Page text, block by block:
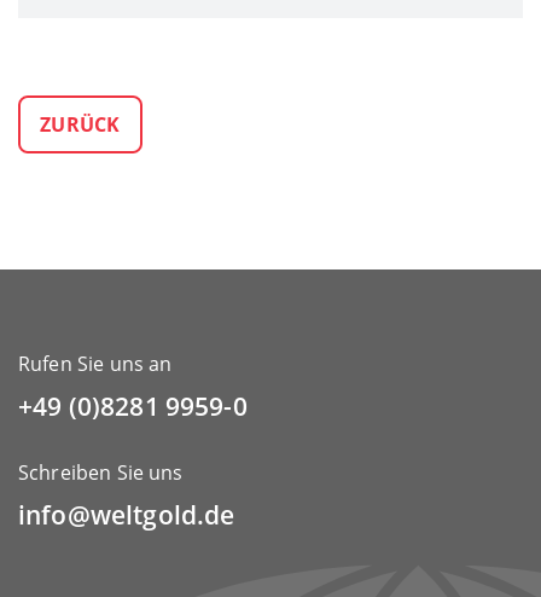
ZURÜCK
Rufen Sie uns an
+49 (0)8281 9959-0
Schreiben Sie uns
info@weltgold.de